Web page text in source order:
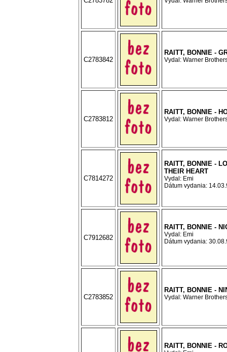
C2783842
RAITT, BONNIE -
Vydal: Warner
C2783812
RAITT, BONNIE -
Vydal: Warner
C7814272
RAITT, BONNIE -
THEIR HEART
Vydal: Emi
Dátum vydania:
C7912682
RAITT, BONNIE -
Vydal: Emi
Dátum vydania:
C2783852
RAITT, BONNIE -
Vydal: Warner
RAITT, BONNIE -